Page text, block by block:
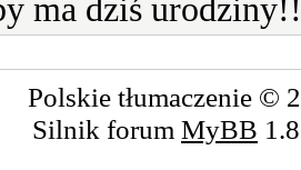
ma dziś
Polskie tłumaczenie ©
Silnik forum MyBB